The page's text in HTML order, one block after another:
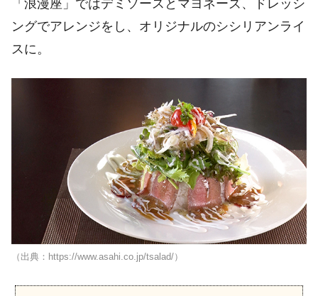
「浪漫座」ではデミソースとマヨネーズ、ドレッシ
ングでアレンジをし、オリジナルのシシリアンライ
スに。
（出典：https://www.asahi.co.jp/tsalad/）